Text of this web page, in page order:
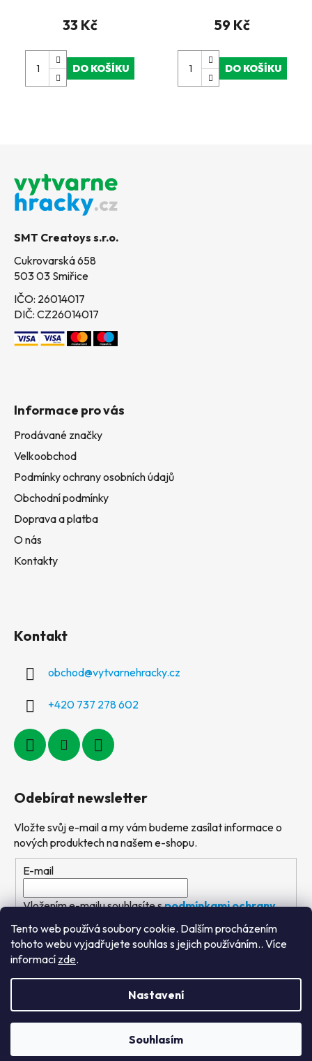
Tento web používá soubory cookie. Dalším procházením
tohoto webu vyjadřujete souhlas s jejich používáním.. Více
informací zde.
Nastavení
Souhlasím
33 Kč
DO KOŠÍKU
59 Kč
DO KOŠÍKU
SMT Creatoys s.r.o.
Cukrovarská 658
503 03 Smiřice
IČO: 26014017
DIČ: CZ26014017
Informace pro vás
Prodávané značky
Velkoobchod
Podmínky ochrany osobních údajů
Obchodní podmínky
Doprava a platba
O nás
Kontakty
Kontakt
obchod@vytvarnehracky.cz
+420 737 278 602
Odebírat newsletter
Vložte svůj e-mail a my vám budeme zasílat informace o
nových produktech na našem e-shopu.
E-mail
Vložením e-mailu souhlasíte spodmínkami ochrany
osobních údajů
PŘIHLÁSIT SE
Výtvarné hračky